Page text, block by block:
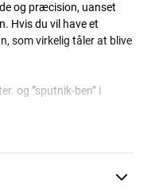
og præcision, uanset
Hvis du vil have et
som virkelig tåler at blive
og ”sputnik-ben” i
som er fuldt på
størrelse.